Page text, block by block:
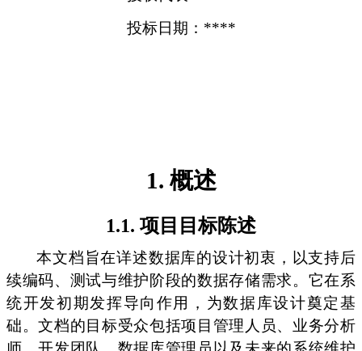
投标日期：****
1. 概述
1.1. 项目目标陈述
本文档旨在详述数据库的设计初衷，以支持后
续编码、测试与维护阶段的数据存储需求。它在系
统开发初期发挥导向作用，为数据库设计奠定基
础。文档的目标受众包括项目管理人员、业务分析